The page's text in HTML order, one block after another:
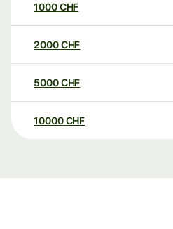
1000CHF
2000CHF
5000CHF
10000 CHF